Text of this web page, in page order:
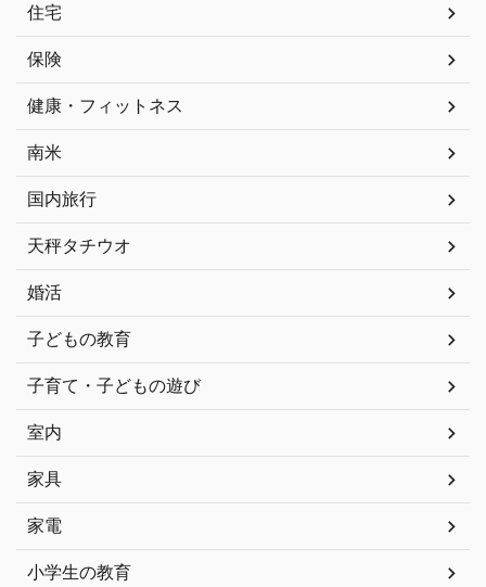
住宅
保険
健康・フィットネス
南米
国内旅行
天秤タチウオ
婚活
子どもの教育
子育て・子どもの遊び
室内
家具
家電
小学生の教育